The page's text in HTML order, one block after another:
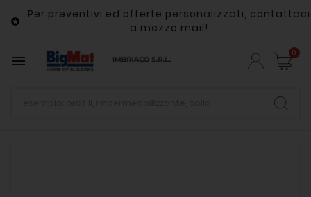

Per preventivi ed offerte personalizzati, contattaci
a mezzo mail!
 0